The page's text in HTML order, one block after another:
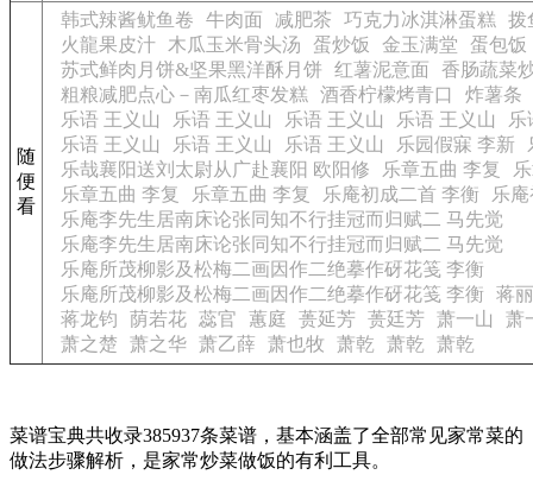
随
便
看
韩式辣酱鱿鱼卷 牛肉面 减肥茶 巧克力冰淇淋蛋糕
拨
火龍果皮汁
木瓜玉米骨头汤 蛋炒饭 金玉满堂
蛋包饭
苏式鲜肉月饼&坚果黑洋酥月饼
红薯泥意面
香肠蔬菜
粗粮减肥点心－南瓜红枣发糕
酒香柠檬烤青口
炸薯条
乐语 王义山
乐语 王义山 乐语 王义山 乐语 王义山
乐
乐语 王义山
乐语 王义山 乐语 王义山 乐园假寐 李新
乐哉襄阳送刘太尉从广赴襄阳 欧阳修
乐章五曲 李复
乐章五曲 李复
乐章五曲 李复 乐庵初成二首 李衡
乐
乐庵李先生居南床论张同知不行挂冠而归赋二 马先觉
乐庵李先生居南床论张同知不行挂冠而归赋二 马先觉
乐庵所茂柳影及松梅二画因作二绝摹作砑花笺 李衡
乐庵所茂柳影及松梅二画因作二绝摹作砑花笺 李衡
蒋
蒋龙钧
荫若花 蕊官 蕙庭 蒉延芳 蒉廷芳 萧一山
萧
萧之楚
萧之华 萧乙薛 萧也牧 萧乾 萧乾 萧乾
菜谱宝典共收录385937条菜谱，基本涵盖了全部常见家常菜的
做法步骤解析，是家常炒菜做饭的有利工具。